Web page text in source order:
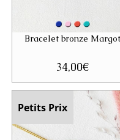
Bracelet bronze Margot
34,00€
Petits Prix